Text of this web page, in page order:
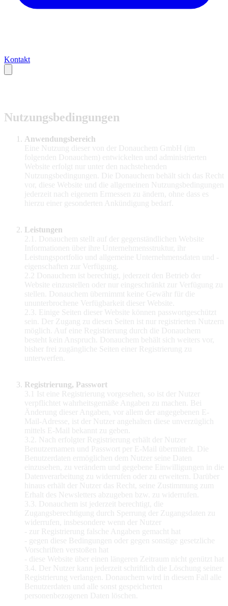
Kontakt
Nutzungsbedingungen
Anwendungsbereich
Eine Nutzung dieser von der Donauchem GmbH (im
folgenden Donauchem) entwickelten und administrierten
Website erfolgt nur unter den nachstehenden
Nutzungsbedingungen. Die Donauchem behält sich das Recht
vor, diese Website und die allgemeinen Nutzungsbedingungen
jederzeit nach eigenem Ermessen zu ändern, ohne dass es
hierzu einer gesonderten Ankündigung bedarf.
Leistungen
2.1. Donauchem stellt auf der gegenständlichen Website
Informationen über ihre Unternehmensstruktur, ihr
Leistungsportfolio und allgemeine Unternehmensdaten und -
eigenschaften zur Verfügung.
2.2 Donauchem ist berechtigt, jederzeit den Betrieb der
Website einzustellen oder nur eingeschränkt zur Verfügung zu
stellen. Donauchem übernimmt keine Gewähr für die
ununterbrochene Verfügbarkeit dieser Website.
2.3. Einige Seiten dieser Website können passwortgeschützt
sein. Der Zugang zu diesen Seiten ist nur registrierten Nutzern
möglich. Auf eine Registrierung durch die Donauchem
besteht kein Anspruch. Donauchem behält sich weiters vor,
bisher frei zugängliche Seiten einer Registrierung zu
unterwerfen.
Registrierung, Passwort
3.1 Ist eine Registrierung vorgesehen, so ist der Nutzer
verpflichtet wahrheitsgemäße Angaben zu machen. Bei
Änderung dieser Angaben, vor allem der angegebenen E-
Mail-Adresse, ist der Nutzer angehalten diese unverzüglich
mittels E-Mail bekannt zu geben.
3.2. Nach erfolgter Registrierung erhält der Nutzer
Benutzernamen und Passwort per E-Mail übermittelt. Die
Benutzerdaten ermöglichen dem Nutzer seine Daten
einzusehen, zu verändern und gegebene Einwilligungen in die
Datenverarbeitung zu widerrufen oder zu erweitern. Darüber
hinaus erhält der Nutzer das Recht, seine Zustimmung zum
Erhalt des Newsletters abzugeben bzw. zu widerrufen.
3.3. Donauchem ist jederzeit berechtigt, die
Zugangsberechtigung durch Sperrung der Zugangsdaten zu
widerrufen, insbesondere wenn der Nutzer
- zur Registrierung falsche Angaben gemacht hat
- gegen diese Bedingungen oder gegen sonstige gesetzliche
Vorschriften verstoßen hat
- diese Website über einen längeren Zeitraum nicht genützt hat
3.4. Der Nutzer kann jederzeit schriftlich die Löschung seiner
Registrierung verlangen. Donauchem wird in diesem Fall alle
Benutzerdaten und alle sonst gespeicherten
personenbezogenen Daten löschen.